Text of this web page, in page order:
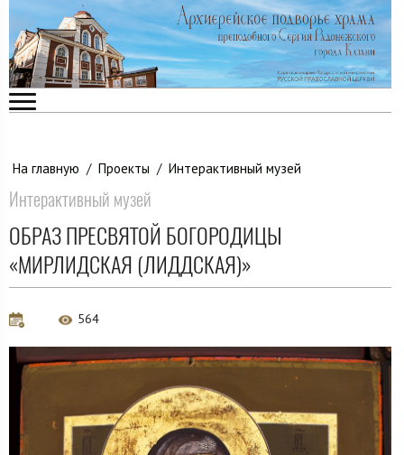
На главную / Проекты / Интерактивный музей
Интерактивный музей
ОБРАЗ ПРЕСВЯТОЙ БОГОРОДИЦЫ
«МИРЛИДСКАЯ (ЛИДДСКАЯ)»
564